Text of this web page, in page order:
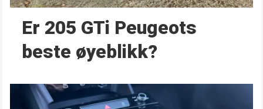
Er 205 GTi Peugeots
beste øyeblikk?